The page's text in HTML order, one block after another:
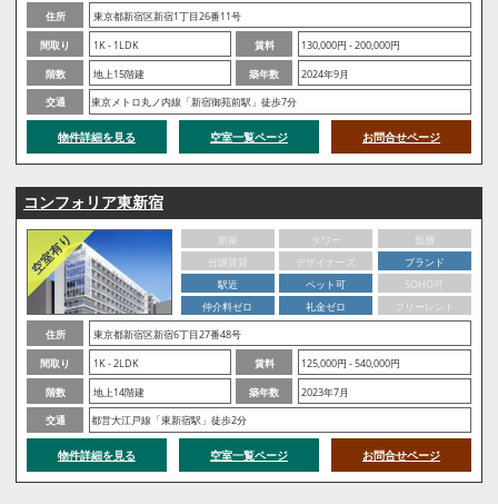
住所
東京都新宿区新宿1丁目26番11号
間取り
1K - 1LDK 賃料
130,000円 - 200,000円
階数
地上15階建 築年数
2024年9月
交通
東京メトロ丸ノ内線「新宿御苑前駅」徒歩7分
物件詳細を見る 空室一覧ページ お問合せページ
コンフォリア東新宿
新築 タワー
低層
分譲賃貸
デザイナーズ
ブランド
駅近
ペット可
SOHO可
仲介料ゼロ
礼金ゼロ
フリーレント
住所
東京都新宿区新宿6丁目27番48号
間取り
1K - 2LDK 賃料
125,000円 - 540,000円
階数
地上14階建 築年数
2023年7月
交通
都営大江戸線「東新宿駅」徒歩2分
物件詳細を見る 空室一覧ページ お問合せページ